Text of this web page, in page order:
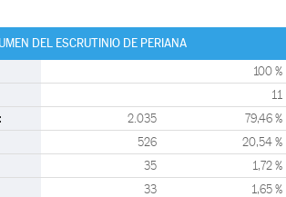
DEL ESCRUTINIO DE PERIANA
100 %
11
2.035 79,46 %
526 20,54 %
35 1,72 %
33 1,65 %